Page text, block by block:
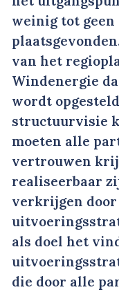
weinig tot
van het
Windenergie
wordt
structuurvisie
moeten alle
vertrouwen
realiseerbaar
verkrijgen
als doel het
die door alle